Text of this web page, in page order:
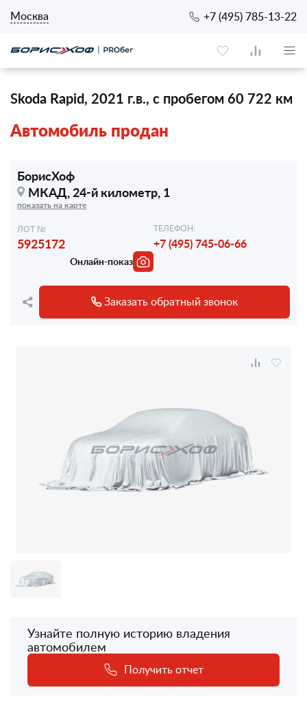
Москва +7 (495) 785-13-22
Skoda Rapid, 2021 г.в., с пробегом 60 722 км
Автомобиль продан
БорисХоф
МКАД, 24-й километр, 1
показать на карте
ЛОТ №
5925172
ТЕЛЕФОН:
+7 (495) 745-06-66
Онлайн-показ
Заказать обратный звонок
Узнайте полную историю владения
автомобилем
Получить отчет